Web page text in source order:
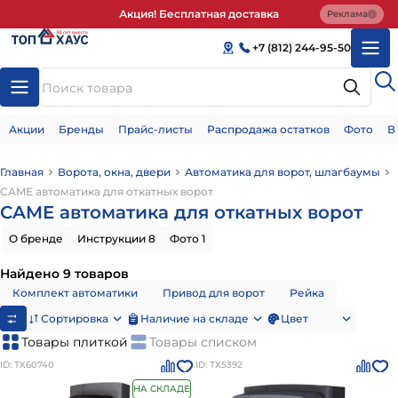
Акция! Бесплатная доставка Реклама
+7 (812) 244-95-50
Акции Бренды Прайс-листы Распродажа остатков Фото
Главная Ворота, окна, двери
Автоматика для ворот, шлагбаумы
CAME автоматика для откатных ворот
CAME автоматика для откатных ворот
О бренде Инструкции 8 Фото 1
Найдено 9 товаров
Комплект автоматики Привод для ворот
Рейка
Сортировка
Наличие на складе Цвет
Товары плиткой Товары списком
ID: ТХ60740
НА СКЛАДЕ
ID: ТХ5392